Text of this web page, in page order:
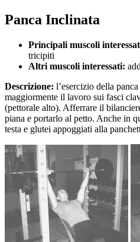
Panca Inclinata
Principali muscoli
tricipiti
Altri muscoli interessati:
Descrizione: l’esercizio della
maggiormente il lavoro sui fasci
(pettorale alto). Afferrare il
piana e portarlo al petto. Anche in
testa e glutei appoggiati alla